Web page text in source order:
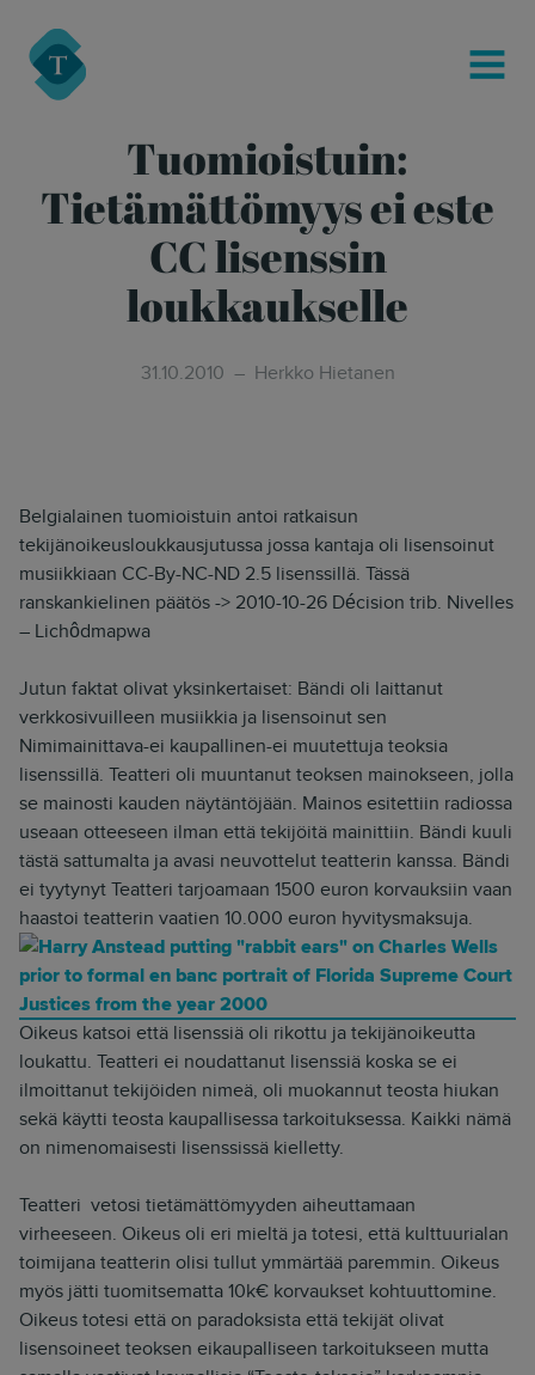
Turre Legal
MENU
Tuomioistuin:
Tietämättömyys ei este
CC lisenssin
loukkaukselle
31.10.2010 Herkko Hietanen
Belgialainen tuomioistuin antoi ratkaisun
tekijänoikeusloukkausjutussa jossa kantaja oli lisensoinut
musiikkiaan CC-By-NC-ND 2.5 lisenssillä. Tässä
ranskankielinen päätös -> 2010-10-26 Décision trib. Nivelles
– Lichôdmapwa
Jutun faktat olivat yksinkertaiset: Bändi oli laittanut
verkkosivuilleen musiikkia ja lisensoinut sen
Nimimainittava-ei kaupallinen-ei muutettuja teoksia
lisenssillä. Teatteri oli muuntanut teoksen mainokseen, jolla
se mainosti kauden näytäntöjään. Mainos esitettiin radiossa
useaan otteeseen ilman että tekijöitä mainittiin. Bändi kuuli
tästä sattumalta ja avasi neuvottelut teatterin kanssa. Bändi
ei tyytynyt Teatteri tarjoamaan 1500 euron korvauksiin vaan
haastoi teatterin vaatien 10.000 euron hyvitysmaksuja.
Oikeus katsoi että lisenssiä oli rikottu ja tekijänoikeutta
loukattu. Teatteri ei noudattanut lisenssiä koska se ei
ilmoittanut tekijöiden nimeä, oli muokannut teosta hiukan
sekä käytti teosta kaupallisessa tarkoituksessa. Kaikki nämä
on nimenomaisesti lisenssissä kielletty.
Teatteri vetosi tietämättömyyden aiheuttamaan
virheeseen. Oikeus oli eri mieltä ja totesi, että kulttuurialan
toimijana teatterin olisi tullut ymmärtää paremmin. Oikeus
myös jätti tuomitsematta 10k€ korvaukset kohtuuttomine.
Oikeus totesi että on paradoksista että tekijät olivat
lisensoineet teoksen eikaupalliseen tarkoitukseen mutta